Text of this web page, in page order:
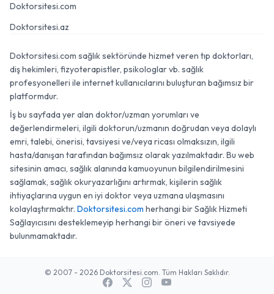
Doktorsitesi.com
Doktorsitesi.az
Doktorsitesi.com sağlık sektöründe hizmet veren tıp doktorları,
diş hekimleri, fizyoterapistler, psikologlar vb. sağlık
profesyonelleri ile internet kullanıcılarını buluşturan bağımsız bir
platformdur.
İş bu sayfada yer alan doktor/uzman yorumları ve
değerlendirmeleri, ilgili doktorun/uzmanın doğrudan veya dolaylı
emri, talebi, önerisi, tavsiyesi ve/veya ricası olmaksızın, ilgili
hasta/danışan tarafından bağımsız olarak yazılmaktadır. Bu web
sitesinin amacı, sağlık alanında kamuoyunun bilgilendirilmesini
sağlamak, sağlık okuryazarlığını artırmak, kişilerin sağlık
ihtiyaçlarına uygun en iyi doktor veya uzmana ulaşmasını
kolaylaştırmaktır. Doktorsitesi.com herhangi bir Sağlık Hizmeti
Sağlayıcısını desteklemeyip herhangi bir öneri ve tavsiyede
bulunmamaktadır.
© 2007 - 2026 Doktorsitesi.com. Tüm Hakları Saklıdır.